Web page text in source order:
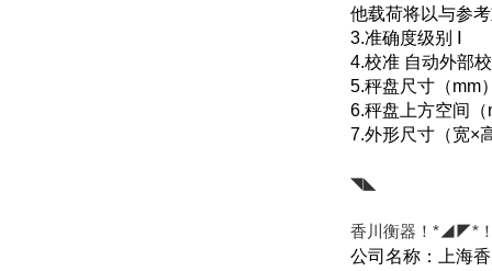
他载荷将以与参
3.准确度级别 Ⅰ
4.校准 自动外部
5.秤盘尺寸（mm
6.秤盘上方空间（
7.外形尺寸（宽×
◥◣
香川衡器！*◢◤*
公司名称：上海